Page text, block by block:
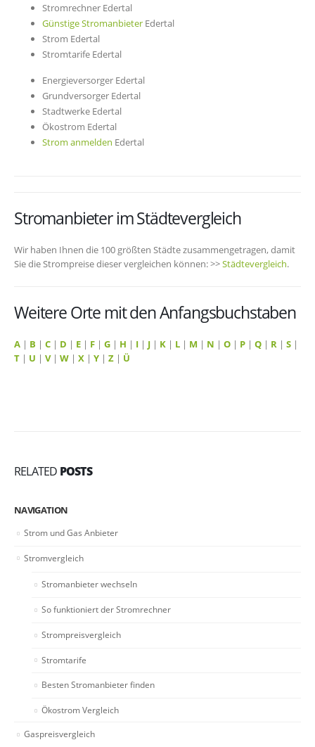
Stromrechner Edertal
Günstige Stromanbieter Edertal
Strom Edertal
Stromtarife Edertal
Energieversorger Edertal
Grundversorger Edertal
Stadtwerke Edertal
Ökostrom Edertal
Strom anmelden Edertal
Stromanbieter im Städtevergleich
Wir haben Ihnen die 100 größten Städte zusammengetragen, damit
Sie die Strompreise dieser vergleichen können: >>Städtevergleich.
Weitere Orte mit den Anfangsbuchstaben
A | B | C | D | E | F | G | H | I | J | K | L | M | N | O | P | Q | R | S |
T | U | V| W | X | Y | Z | Ü
RELATED POSTS
NAVIGATION
Strom und Gas Anbieter
Stromvergleich
Stromanbieter wechseln
So funktioniert der Stromrechner
Strompreisvergleich
Stromtarife
Besten Stromanbieter finden
Ökostrom Vergleich
Gaspreisvergleich